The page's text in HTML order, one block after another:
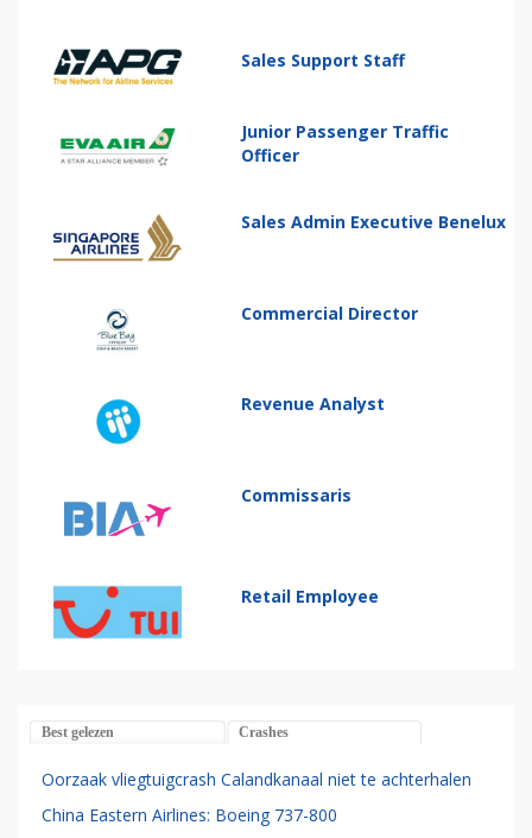
Sales Support Staff
Junior Passenger Traffic
Officer
Sales Admin Executive Benelux
Commercial Director
Revenue Analyst
Commissaris
Retail Employee
Best gelezen Crashes
Oorzaak vliegtuigcrash Calandkanaal niet te achterhalen
China Eastern Airlines: Boeing 737-800